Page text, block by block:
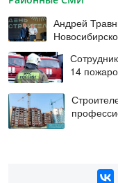
Андрей
коллектив
14